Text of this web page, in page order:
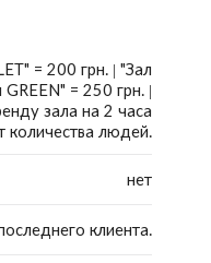
= 200 грн. | "Зал
= 250 грн. |
зала на 2 часа
количества людей.
нет
клиента.